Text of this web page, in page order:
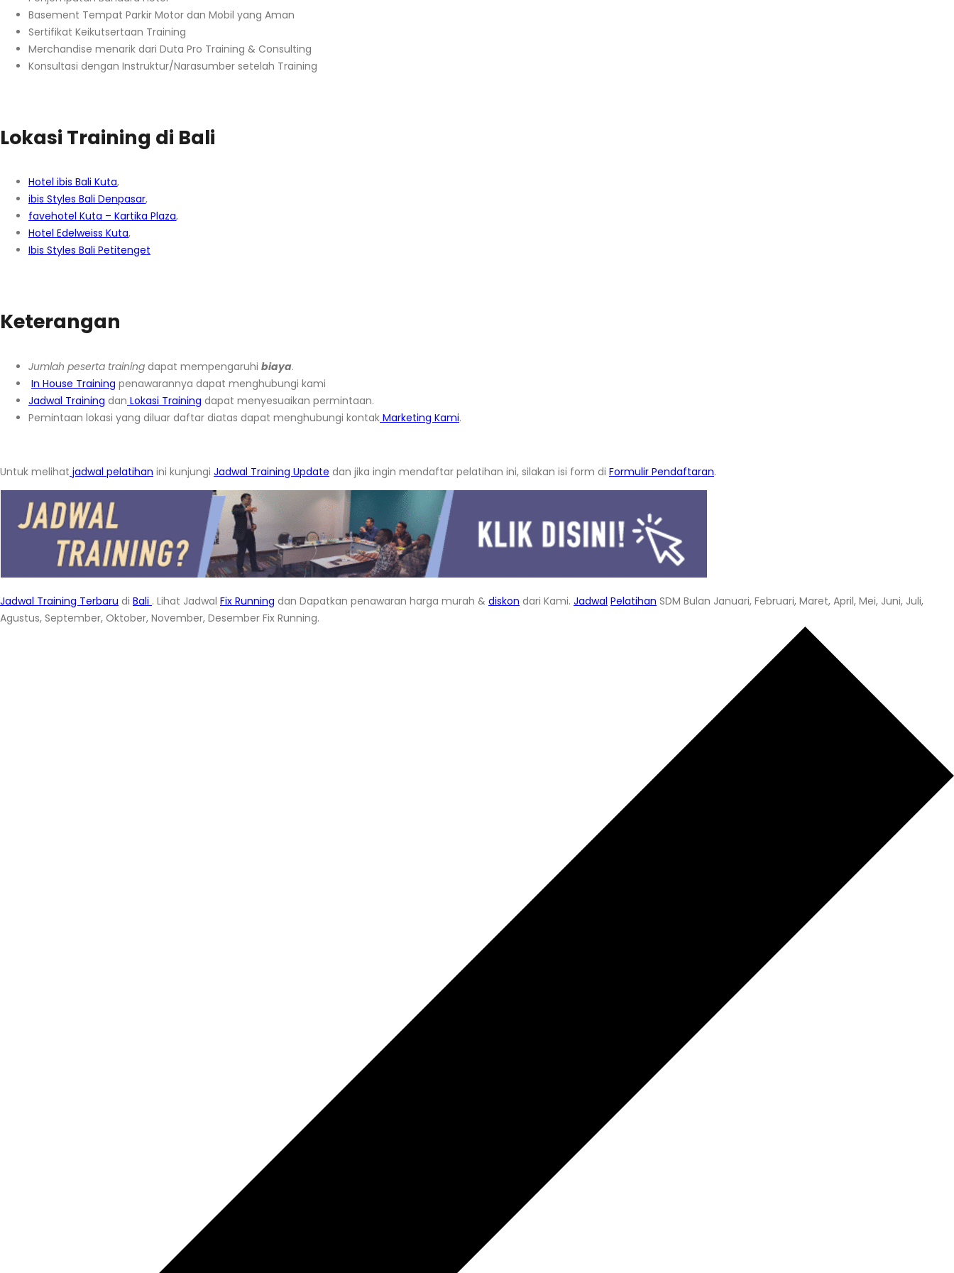
Basement Tempat Parkir Motor dan Mobil yang Aman
Sertifikat Keikutsertaan Training
Merchandise menarik dari Duta Pro Training & Consulting
Konsultasi dengan Instruktur/Narasumber setelah Training
Lokasi Training di Bali
Hotel ibis Bali Kuta,
ibis Styles Bali Denpasar,
favehotel Kuta – Kartika Plaza,
Hotel Edelweiss Kuta,
Ibis Styles Bali Petitenget
Keterangan
Jumlah peserta training dapat mempengaruhi biaya.
In House Training penawarannya dapat menghubungi kami
Jadwal Training dan Lokasi Training dapat menyesuaikan permintaan.
Pemintaan lokasi yang diluar daftar diatas dapat menghubungi kontak Marketing Kami.
Untuk melihat jadwal pelatihan ini kunjungi Jadwal Training Update dan jika ingin mendaftar pelatihan ini, silakan isi form di Formulir Pendaftaran.
Jadwal Training Terbaru di Bali . Lihat Jadwal Fix Running dan Dapatkan penawaran harga murah & diskon dari Kami. Jadwal Pelatihan SDM Bulan Januari, Februari, Maret, April, Mei, Juni, Juli,
Agustus, September, Oktober, November, Desember Fix Running.